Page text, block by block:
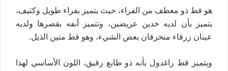
هو قط ذو معطف من الفراء، حيث يتميز بفراء طويل وكثيف،
يتميز بأن لديه خدين عريضين، وتتميز أنفه بقصرها ولديه
عينان زرقاء منحرفان بعض الشيء، وهو قط متين الذيل.
ويتميز قط راغدول بأنه ذو طابع رقيق، اللون الأساسي لهذا